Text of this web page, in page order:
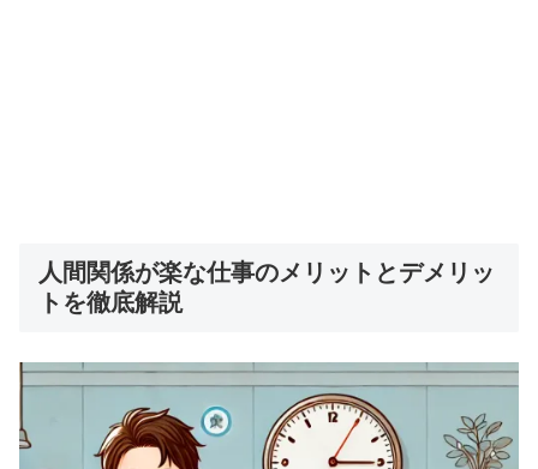
人間関係が楽な仕事のメリットとデメリッ
トを徹底解説